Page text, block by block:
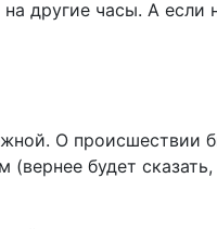
другие часы. А
О происшествии
будет